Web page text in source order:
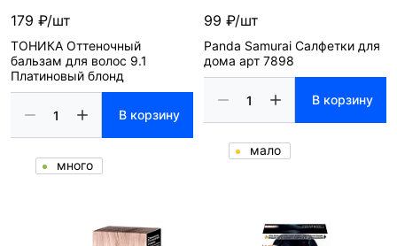
179 ₽/шт
ТОНИКА Оттеночный
бальзам для волос 9.1
Платиновый блонд
В корзину
много
99 ₽/шт
Panda Samurai Салфетки для
дома арт 7898
В корзину
мало